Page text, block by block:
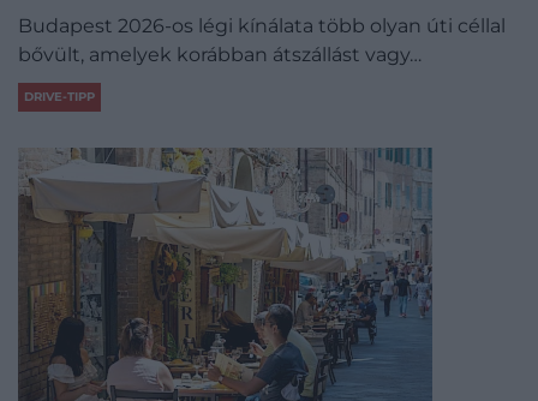
Budapest 2026-os légi kínálata több olyan úti céllal
bővült, amelyek korábban átszállást vagy…
DRIVE-TIPP